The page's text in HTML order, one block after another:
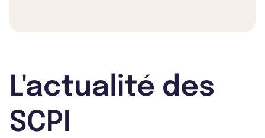
L'actualité des
SCPI